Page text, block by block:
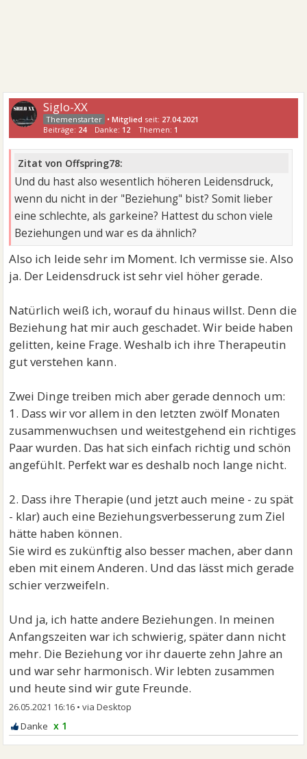
Siglo-XX
•Mitglied seit: 27.04.2021
Beiträge: 24 Danke: 12 Themen: 1
Zitat von Offspring78:
Und du hast also wesentlich höheren Leidensdruck,
wenn du nicht in der "Beziehung" bist? Somit lieber
eine schlechte, als garkeine? Hattest du schon viele
Beziehungen und war es da ähnlich?
Also ich leide sehr im Moment. Ich vermisse sie. Also
ja. Der Leidensdruck ist sehr viel höher gerade.
Natürlich weiß ich, worauf du hinaus willst. Denn die
Beziehung hat mir auch geschadet. Wir beide haben
gelitten, keine Frage. Weshalb ich ihre Therapeutin
gut verstehen kann.
Zwei Dinge treiben mich aber gerade dennoch um:
1. Dass wir vor allem in den letzten zwölf Monaten
zusammenwuchsen und weitestgehend ein richtiges
Paar wurden. Das hat sich einfach richtig und schön
angefühlt. Perfekt war es deshalb noch lange nicht.
2. Dass ihre Therapie (und jetzt auch meine - zu spät
- klar) auch eine Beziehungsverbesserung zum Ziel
hätte haben können.
Sie wird es zukünftig also besser machen, aber dann
eben mit einem Anderen. Und das lässt mich gerade
schier verzweifeln.
Und ja, ich hatte andere Beziehungen. In meinen
Anfangszeiten war ich schwierig, später dann nicht
mehr. Die Beziehung vor ihr dauerte zehn Jahre an
und war sehr harmonisch. Wir lebten zusammen
und heute sind wir gute Freunde.
26.05.2021 16:16 •
x 1